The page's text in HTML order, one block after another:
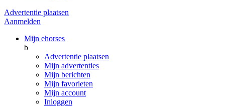
Advertentie plaatsen
Aanmelden
Mijn ehorses
b
Advertentie plaatsen
Mijn advertenties
Mijn berichten
Mijn favorieten
Mijn account
Inloggen